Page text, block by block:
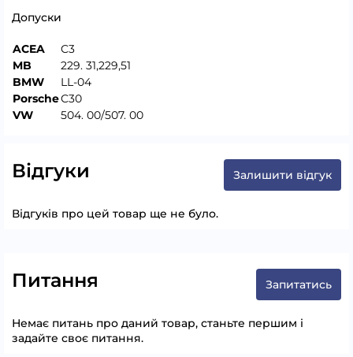
Допуски
ACEA
C3
MB
229. 31,229,51
BMW
LL-04
PorscheC30
VW
504. 00/507. 00
Відгуки Залишити відгук
Відгуків про цей товар ще не було.
Питання Запитатись
Немає питань про даний товар, станьте першим і
задайте своє питання.